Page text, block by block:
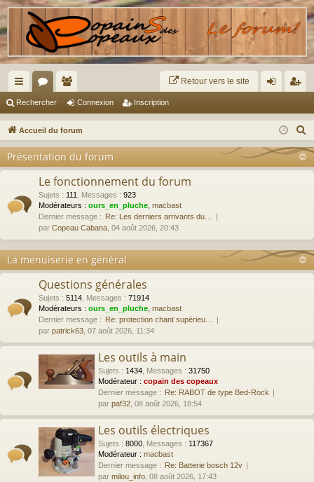
ac
co
ci
or
u
s
m
es
Retour vers le site
ne
on
cri
on
Rechercher Connexion Inscription
Accueil du forum
e
r
Présentation du forum
Le fonctionnement du forum
Sujets : 111 Messages : 923
Modérateurs : ours_en_pluche macbast
Dernier message : Re: Les derniers arrivants du…
par Copeau Cabana , 04 août 2026, 20:43
La menuiserie en général
Questions générales
Sujets : 5114 Messages : 71914
Modérateurs : ours_en_pluche macbast
Dernier message : Re: protection chant supérieu…
par patrick63 , 07 août 2026, 11:34
Les outils à main
Sujets : 1434 Messages : 31750
Modérateur : copain des copeaux
Dernier message : Re: RABOT de type Bed-Rock
par paf32 , 08 août 2026, 18:54
Les outils électriques
Sujets : 8000 Messages : 117367
Modérateur : macbast
Dernier message : Re: Batterie bosch 12v
par milou_info , 08 août 2026, 17:43